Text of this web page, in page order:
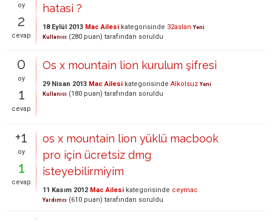
oy
2
cevap
hatasi ?
18 Eylül 2013 Mac Ailesi kategorisinde 32aslan Yeni
Kullanıcı (280 puan) tarafından soruldu
0
oy
1
cevap
Os x mountain lion kurulum şifresi
29 Nisan 2013 Mac Ailesi kategorisinde Alkolsuz Yeni
Kullanıcı (180 puan) tarafından soruldu
+1
oy
1
cevap
os x mountain lion yüklü macbook
pro için ücretsiz dmg
isteyebilirmiyim
11 Kasım 2012 Mac Ailesi kategorisinde ceymac
Yardımcı (610 puan) tarafından soruldu